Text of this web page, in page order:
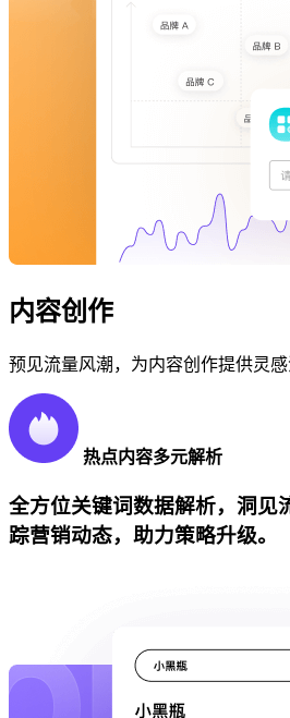
内容创作
预见流量风潮，为内容创作提供灵
热点内容多元解析
全方位关键词数据解析，洞见
踪营销动态，助力策略升级。